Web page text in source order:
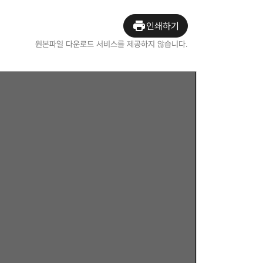
인쇄하기
원본파일 다운로드 서비스를 제공하지 않습니다.